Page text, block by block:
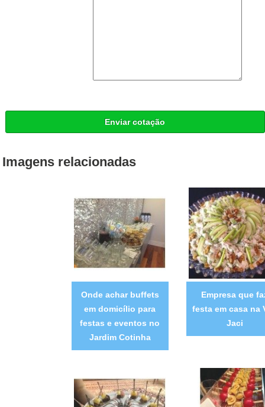
Enviar cotação
Imagens relacionadas
Onde achar buffets
em domicílio para
festas e eventos no
Jardim Cotinha
Empresa que
festa em casa na
Jaci